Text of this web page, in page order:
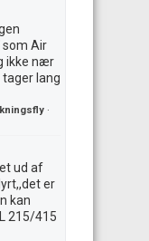
som Air
ikke nær
lang
·
ud af
er
kan
215/415